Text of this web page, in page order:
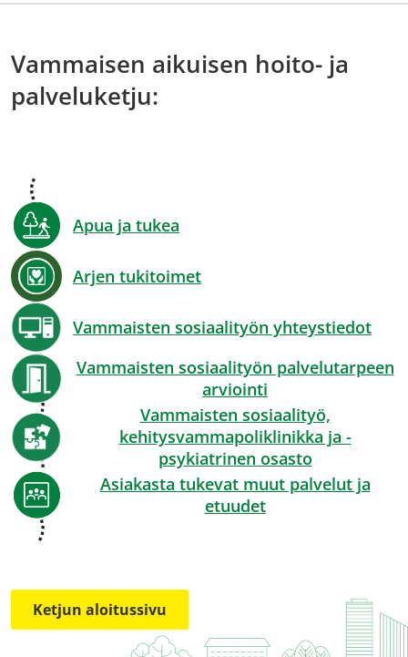
Vammaisen aikuisen hoito- ja
palveluketju:
Apua ja tukea
Arjen tukitoimet
Vammaisten sosiaalityön yhteystiedot
Vammaisten sosiaalityön palvelutarpeen
arviointi
Vammaisten sosiaalityö,
kehitysvammapoliklinikka ja -
psykiatrinen osasto
Asiakasta tukevat muut palvelut ja
etuudet
Ketjun aloitussivu